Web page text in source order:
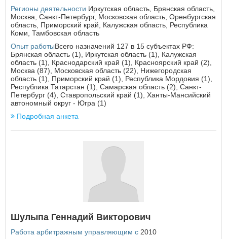
Ивановская область
Иркутская область
К
Кабардино-Балкарская Республика
Калининградская область
Калужская область
Камчатский край
Карачаево-Черкесская Республика
Кемеровская область
Кировская область
Костромская область
Ленинградская область
М
Регионы деятельности Иркутская область Брянская область
Москва Санкт-Петербург, Московская область Оренбургская
область Приморский край Калужская область Республика
Коми Тамбовская область
Опыт работыВсего назначений 127 в 15 субъектах РФ:
Брянская область (1), Иркутская область (1), Калужская
область (1), Краснодарский край (1), Красноярский край (2),
Москва (87), Московская область (22), Нижегородская
область (1), Приморский край (1), Республика Мордовия (1),
Республика Татарстан (1), Самарская область (2), Санкт-
Петербург (4), Ставропольский край (1), Ханты-Мансийский
автономный округ - Югра (1)
Подробная анкета
Шулыпа Геннадий Викторович
Работа арбитражным управляющим с 2010